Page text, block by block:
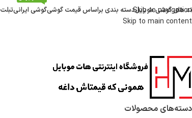
Skip to navigation
Skip to main content
های گوشی موبایلدسته بندی براساس قیمت گوشیگوشی ایرانیتبلت
دسته‌های محصولات